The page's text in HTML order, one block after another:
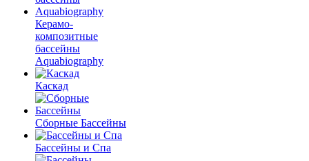
Керамо-
композитные
бассейны
Aquabiography
Каскад
Сборные Бассейны
Бассейны и Спа